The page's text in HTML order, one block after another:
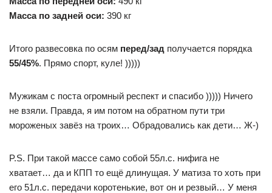
Масса по задней оси: 390 кг
Итого развесовка по осям перед/зад получается порядка
55/45%. Прямо спорт, куле! )))))
Мужикам с поста огромный респект и спасибо ))))) Ничего
не взяли. Правда, я им потом на обратном пути три
мороженых завёз на троих… Обрадовались как дети… Ж-)
P.S. При такой массе само собой 55л.с. нифига не
хватает… да и КПП то ещё длинущая. У матиза то хоть при
его 51л.с. передачи коротенькие, вот он и резвый… У меня